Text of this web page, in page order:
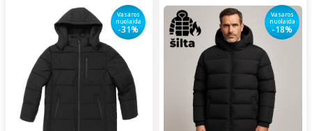
Vasaros
nuolaida
-31%
Vasaros
nuolaida
-18%